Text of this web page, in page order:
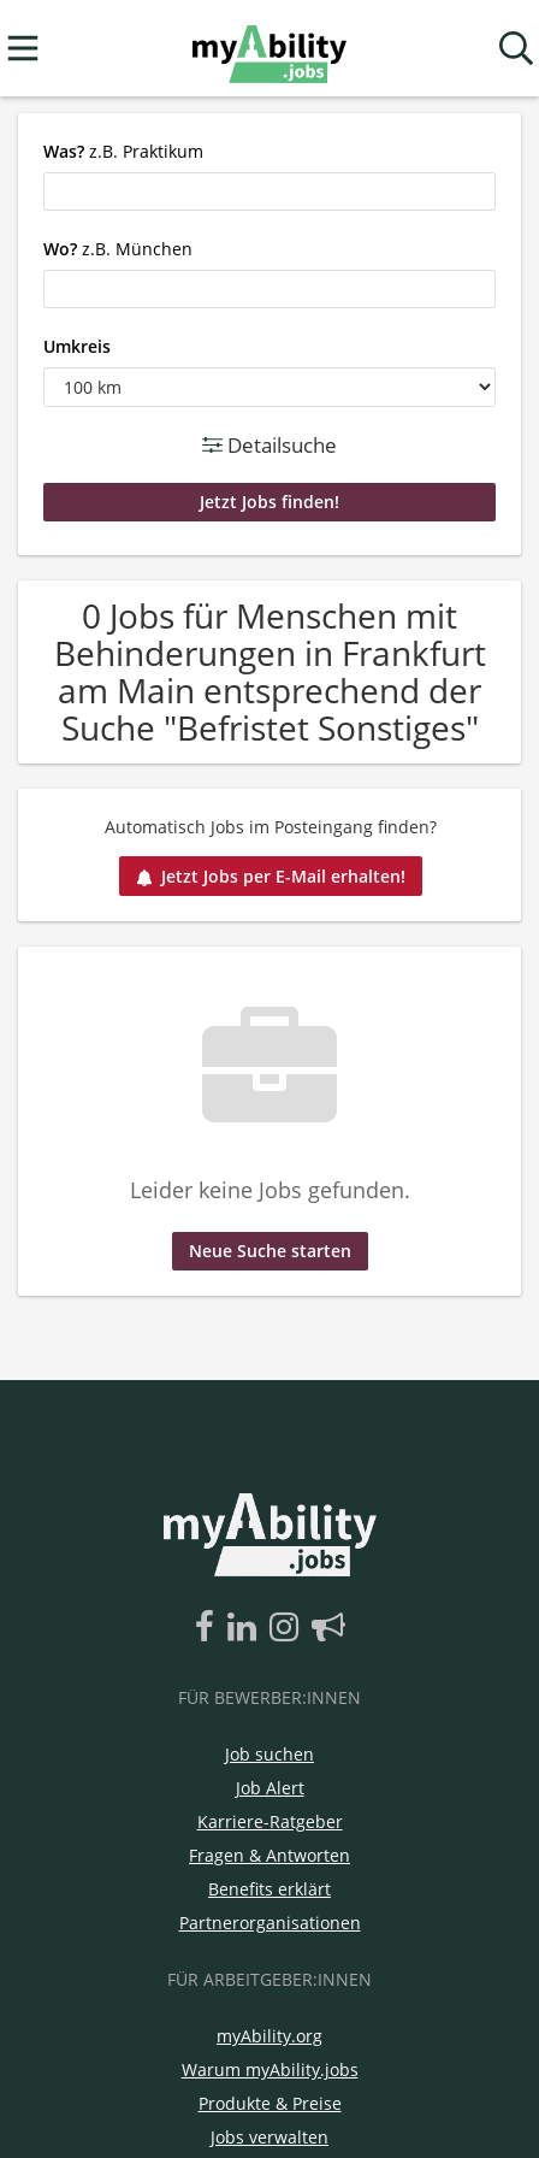
Was? z.B. Praktikum
Wo? z.B. München
Umkreis
Detailsuche
0 Jobs für Menschen mit
Behinderungen in Frankfurt
am Main entsprechend der
Suche "Befristet Sonstiges"
Automatisch Jobs im Posteingang finden?
Jetzt Jobs per E-Mail erhalten!
Leider keine Jobs gefunden.
Neue Suche starten
FÜR BEWERBER:INNEN
Job suchen
Job Alert
Karriere-Ratgeber
Fragen & Antworten
Benefits erklärt
Partnerorganisationen
FÜR ARBEITGEBER:INNEN
myAbility.org
Warum myAbility.jobs
Produkte & Preise
Jobs verwalten